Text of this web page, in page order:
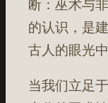
断：巫术与
的认识，是
古人的眼光
当我们立足